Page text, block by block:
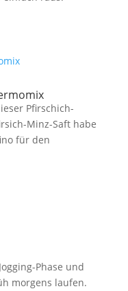
Pfirschich-
Minz-Saft habe
für den
Phase und
morgens laufen.